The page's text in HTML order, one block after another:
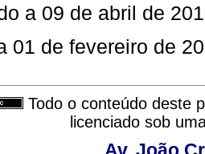
a 09 de abril de
01 de fevereiro de
Todo o conteúdo deste
licenciado sob